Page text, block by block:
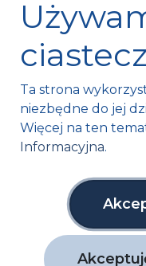
Mroczków 4a,
26-120 Bliżyn,
tel. +48 41 254 12
fax. +48 41 254
info@fa1.pl
NIP: 6631761591
Ta strona
niezbędne do jej
Więcej na ten
Informacyjna.